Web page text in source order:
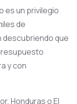
es un privilegio
de
que
y con
Honduras o El